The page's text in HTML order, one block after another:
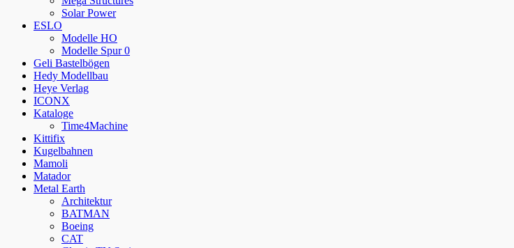
Solar Power
ESLO
Modelle HO
Modelle Spur 0
Geli Bastelbögen
Hedy Modellbau
Heye Verlag
ICONX
Kataloge
Time4Machine
Kittifix
Kugelbahnen
Mamoli
Matador
Metal Earth
Architektur
BATMAN
Boeing
CAT